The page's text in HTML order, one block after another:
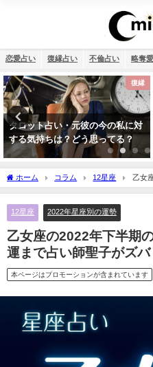
恋愛占い 復縁占い 不倫占い 略奪
恋愛
誕生日占い・運命の人を顔画像付
きで完全無料で鑑定します！
ホーム コラム 12星座
乙女
運まで占い師聖子がズバリ鑑定！
12星座 2022年星座別の運勢
乙女座の2022年下半期
運まで占い師聖子がズバ
本ページはプロモーションが含まれています